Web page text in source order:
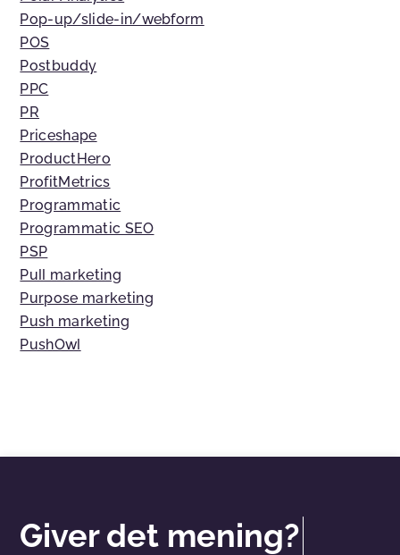
Pop-up/slide-in/webform
POS
Postbuddy
PPC
PR
Priceshape
ProductHero
ProfitMetrics
Programmatic
Programmatic SEO
PSP
Pull marketing
Purpose marketing
Push marketing
PushOwl
Giver det mening?